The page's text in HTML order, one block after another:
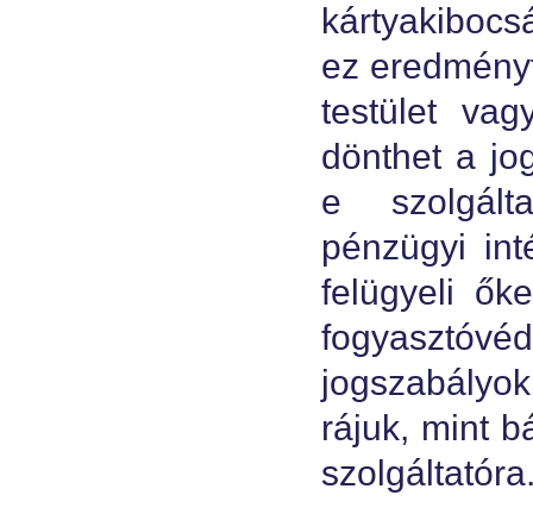
ez
testület
dönthet a
e
pénzügyi
felügyeli
rájuk, mint